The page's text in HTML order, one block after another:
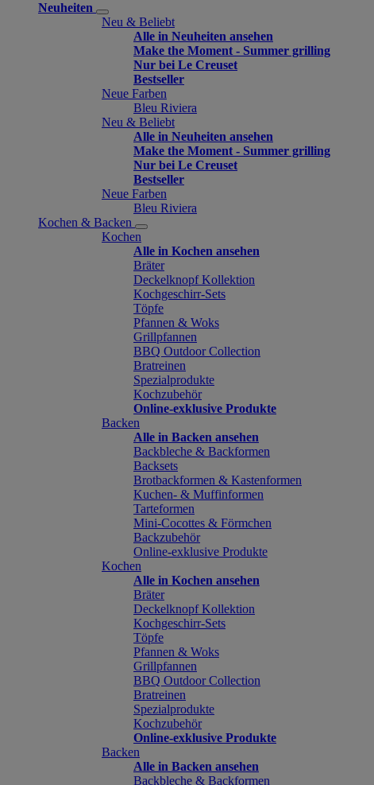
Neuheiten
Neu & Beliebt
Alle in Neuheiten ansehen
Make the Moment - Summer grilling
Nur bei Le Creuset
Bestseller
Neue Farben
Bleu Riviera
Neu & Beliebt
Alle in Neuheiten ansehen
Make the Moment - Summer grilling
Nur bei Le Creuset
Bestseller
Neue Farben
Bleu Riviera
Kochen & Backen
Kochen
Alle in Kochen ansehen
Bräter
Deckelknopf Kollektion
Kochgeschirr-Sets
Töpfe
Pfannen & Woks
Grillpfannen
BBQ Outdoor Collection
Bratreinen
Spezialprodukte
Kochzubehör
Online-exklusive Produkte
Backen
Alle in Backen ansehen
Backbleche & Backformen
Backsets
Brotbackformen & Kastenformen
Kuchen- & Muffinformen
Tarteformen
Mini-Cocottes & Förmchen
Backzubehör
Online-exklusive Produkte
Kochen
Alle in Kochen ansehen
Bräter
Deckelknopf Kollektion
Kochgeschirr-Sets
Töpfe
Pfannen & Woks
Grillpfannen
BBQ Outdoor Collection
Bratreinen
Spezialprodukte
Kochzubehör
Online-exklusive Produkte
Backen
Alle in Backen ansehen
Backbleche & Backformen